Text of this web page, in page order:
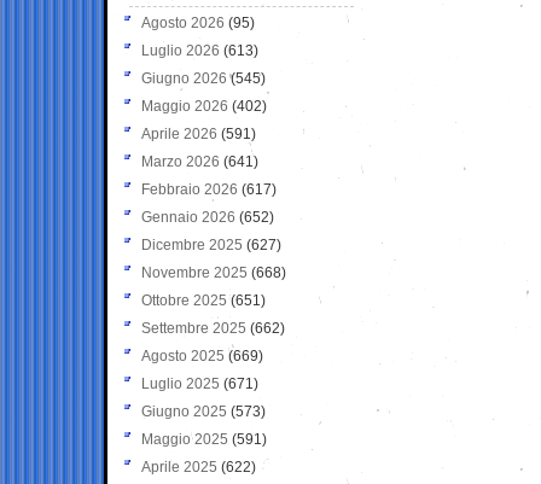
Agosto 2026 (95)
Luglio 2026 (613)
Giugno 2026 (545)
Maggio 2026 (402)
Aprile 2026 (591)
Marzo 2026 (641)
Febbraio 2026 (617)
Gennaio 2026 (652)
Dicembre 2025 (627)
Novembre 2025 (668)
Ottobre 2025 (651)
Settembre 2025 (662)
Agosto 2025 (669)
Luglio 2025 (671)
Giugno 2025 (573)
Maggio 2025 (591)
Aprile 2025 (622)